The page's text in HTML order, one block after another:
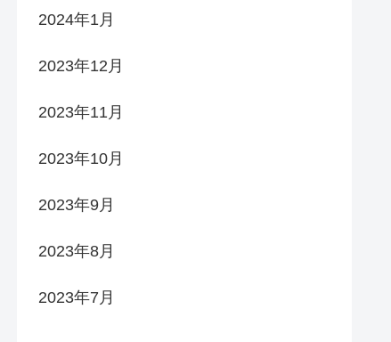
2024年1月
2023年12月
2023年11月
2023年10月
2023年9月
2023年8月
2023年7月